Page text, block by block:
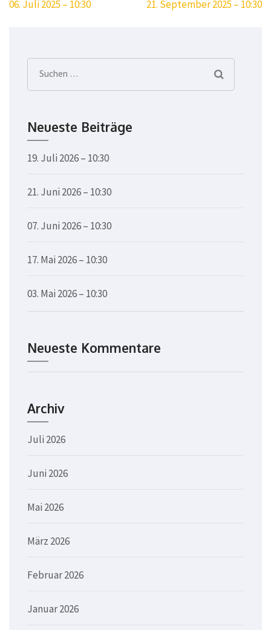
06. Juli 2025 – 10:30 21. September 2025 – 10:30
Suchen
nach:
Neueste Beiträge
19. Juli 2026 – 10:30
21. Juni 2026 – 10:30
07. Juni 2026 – 10:30
17. Mai 2026 – 10:30
03. Mai 2026 – 10:30
Neueste Kommentare
Archiv
Juli 2026
Juni 2026
Mai 2026
März 2026
Februar 2026
Januar 2026